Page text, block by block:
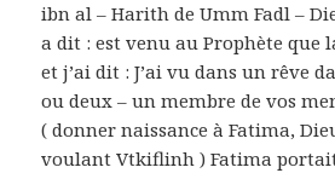
ibn al – Harith de Umm Fadl –
a dit : est venu au Prophète que
et j’ai dit : J’ai vu dans un rêve
ou deux – un membre de vos
( donner naissance à Fatima,
voulant Vtkiflinh ) Fatima